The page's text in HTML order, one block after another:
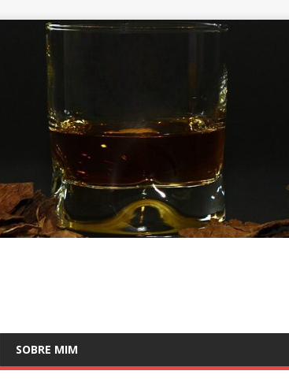
SOBRE MIM